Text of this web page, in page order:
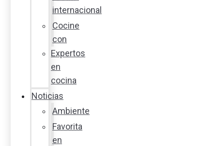
internacional
Cocine
con
Expertos
en
cocina
Noticias
Ambiente
Favorita
en